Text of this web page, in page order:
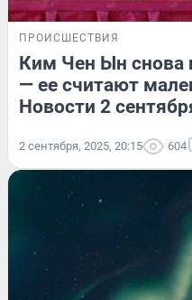
ПРОИСШЕСТВИЯ
Ким Чен Ын снова
— ее считают
Новости 2
2 сентября, 2025, 20:15 604